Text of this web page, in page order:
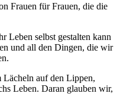
Frauen für Frauen, die die
Leben selbst gestalten kann
und all den Dingen, die wir
auf den Lippen,
Leben. Daran glauben wir,